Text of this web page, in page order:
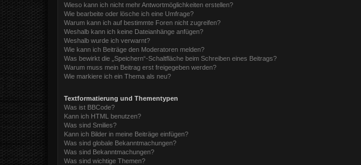
Wieso kann ich nicht mehr Antwortmöglichkeiten erstellen?
Wie bearbeite oder lösche ich eine Umfrage?
Warum kann ich auf bestimmte Foren nicht zugreifen?
Weshalb kann ich keine Dateianhänge anfügen?
Weshalb wurde ich verwarnt?
Wie kann ich Beiträge den Moderatoren melden?
Was bewirkt die „Speichern“-Schaltfläche beim Schreiben eines Beitrags?
Warum muss mein Beitrag erst freigegeben werden?
Wie markiere ich ein Thema als neu?
Textformatierung und Thementypen
Was ist BBCode?
Kann ich HTML benutzen?
Was sind Smilies?
Kann ich Bilder in meine Beiträge einfügen?
Was sind globale Bekanntmachungen?
Was sind Bekanntmachungen?
Was sind wichtige Themen?